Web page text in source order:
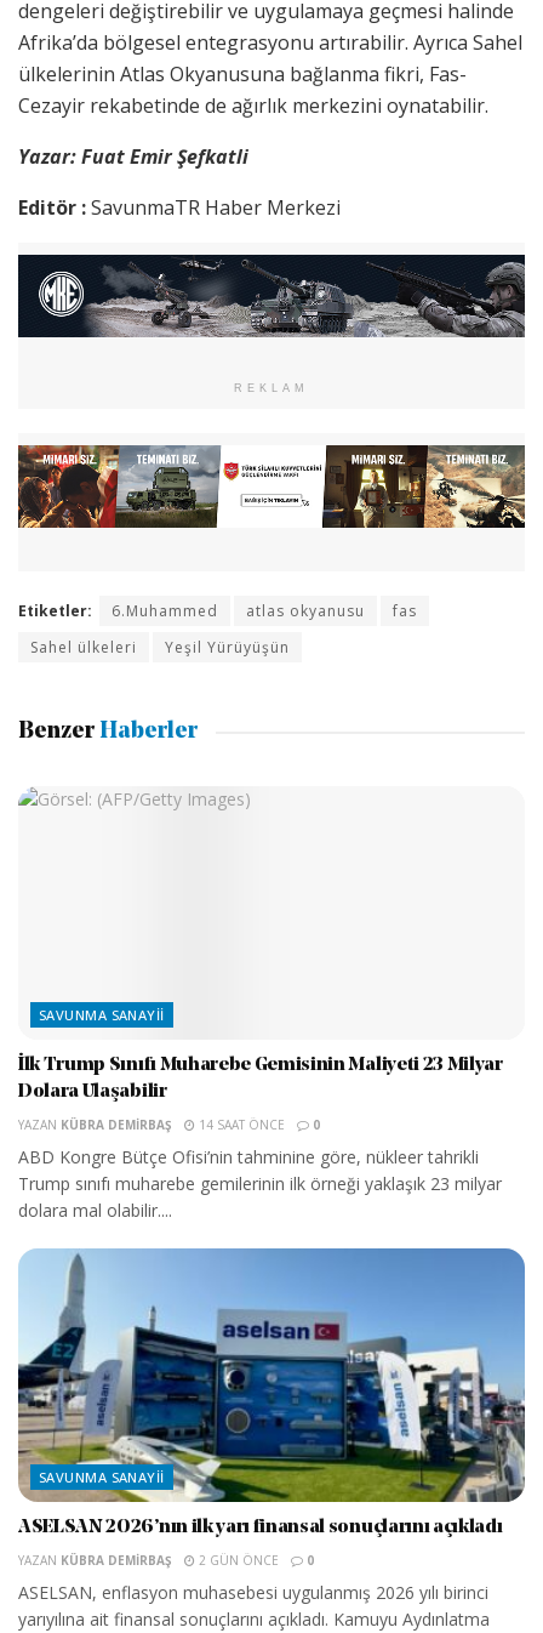
dengeleri değiştirebilir ve uygulamaya geçmesi halinde
Afrika’da bölgesel entegrasyonu artırabilir. Ayrıca Sahel
ülkelerinin Atlas Okyanusuna bağlanma fikri, Fas-
Cezayir rekabetinde de ağırlık merkezini oynatabilir.
Yazar: Fuat Emir Şefkatli
Editör :SavunmaTR Haber Merkezi
REKLAM
Etiketler: 6.Muhammed atlas okyanusu
fas
Sahel ülkeleri
Yeşil Yürüyüşün
Benzer Haberler
SAVUNMA SANAYII
İlk Trump Sınıfı Muharebe Gemisinin Maliyeti 23 Milyar
Dolara Ulaşabilir
YAZAN KÜBRA DEMIRBAŞ 14 SAAT ÖNCE 0
ABD Kongre Bütçe Ofisi’nin tahminine göre, nükleer tahrikli
Trump sınıfı muharebe gemilerinin ilk örneği yaklaşık 23 milyar
dolara mal olabilir....
SAVUNMA SANAYII
ASELSAN 2026’nın ilk yarı finansal sonuçlarını açıkladı
YAZAN KÜBRA DEMIRBAŞ 2 GÜN ÖNCE 0
ASELSAN, enflasyon muhasebesi uygulanmış 2026 yılı birinci
yarıyılına ait finansal sonuçlarını açıkladı. Kamuyu Aydınlatma